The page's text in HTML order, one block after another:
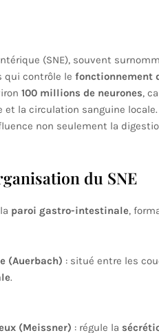
(SNE), souvent
qui contrôle le fonctionnement
100 millions de neurones,
la circulation sanguine
non seulement la
du SNE
paroi gastro-intestinale,
(Auerbach) : situé entre les
.
(Meissner) : régule la